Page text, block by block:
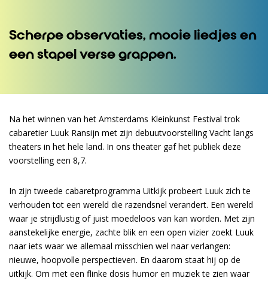
Scherpe observaties, mooie liedjes en
een stapel verse grappen.
Na het winnen van het Amsterdams Kleinkunst Festival trok
cabaretier Luuk Ransijn met zijn debuutvoorstelling Vacht langs
theaters in het hele land. In ons theater gaf het publiek deze
voorstelling een 8,7.
In zijn tweede cabaretprogramma Uitkijk probeert Luuk zich te
verhouden tot een wereld die razendsnel verandert. Een wereld
waar je strijdlustig of juist moedeloos van kan worden. Met zijn
aanstekelijke energie, zachte blik en een open vizier zoekt Luuk
naar iets waar we allemaal misschien wel naar verlangen:
nieuwe, hoopvolle perspectieven. En daarom staat hij op de
uitkijk. Om met een flinke dosis humor en muziek te zien waar